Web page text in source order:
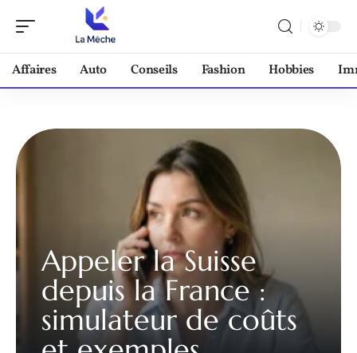
Affaires Auto Conseils Fashion Hobbies
Appeler la Suisse
depuis la France :
simulateur de coûts